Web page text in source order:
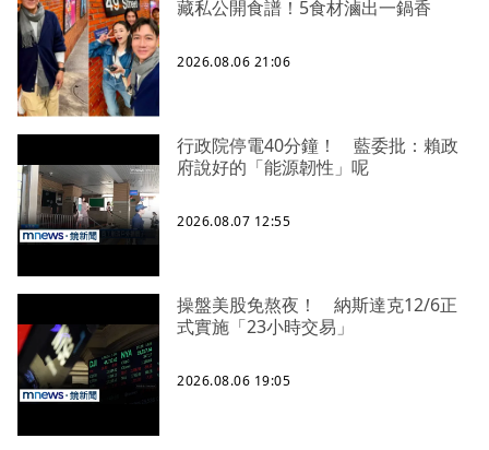
藏私公開食譜！5食材滷出一鍋香
2026.08.06 21:06
行政院停電40分鐘！ 藍委批：賴政
府說好的「能源韌性」呢
2026.08.07 12:55
操盤美股免熬夜！ 納斯達克12/6正
式實施「23小時交易」
2026.08.06 19:05